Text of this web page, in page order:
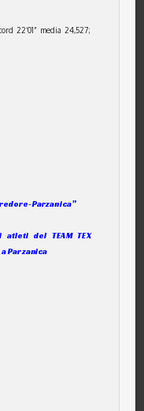
22’01” media 24,527;
Parzanica”
del TEAM TEX
Parzanica